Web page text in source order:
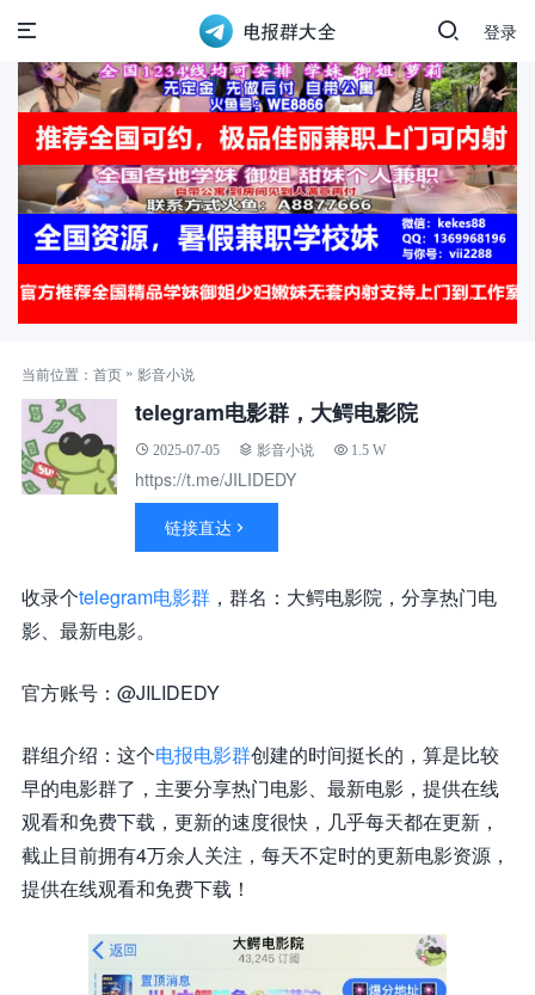
登录
当前位置： 首页 » 影音小说
telegram电影群，大鳄电影院
2025-07-05 影音小说 1.5 W
https://t.me/JILIDEDY
链接直达 
收录个telegram电影群 ，群名：大鳄电影院，分享热门电
影、最新电影。
官方账号：@JILIDEDY
群组介绍：这个电报电影群创建的时间挺长的，算是比较
早的电影群了，主要分享热门电影、最新电影，提供在线
观看和免费下载，更新的速度很快，几乎每天都在更新，
截止目前拥有4万余人关注，每天不定时的更新电影资源，
提供在线观看和免费下载！